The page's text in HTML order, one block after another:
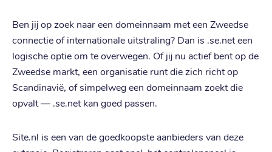
Ben jij op zoek naar een domeinnaam met een Zweedse
connectie of internationale uitstraling? Dan is .se.net een
logische optie om te overwegen. Of jij nu actief bent op de
Zweedse markt, een organisatie runt die zich richt op
Scandinavië, of simpelweg een domeinnaam zoekt die
opvalt — .se.net kan goed passen.
Site.nl is een van de goedkoopste aanbieders van deze